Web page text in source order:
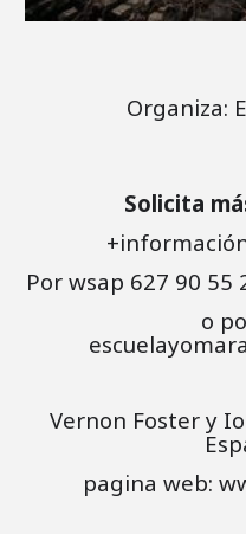
Organiza:
Solicita
Por wsap 627 90 55
o
Vernon Foster y
pagina web: